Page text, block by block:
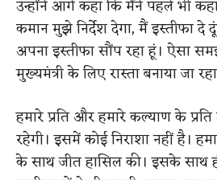
उन्होंने आगे कहा कि मैंने पहले भी
कमान मुझे निर्देश देगा, मैं इस्तीफा
अपना इस्तीफा सौंप रहा हूं। ऐसा
मुख्यमंत्री के लिए रास्ता बनाया जा
हमारे प्रति और हमारे कल्याण के प्रति
रहेगी। इसमें कोई निराशा नहीं है।
के साथ जीत हासिल की। ​​इसके साथ